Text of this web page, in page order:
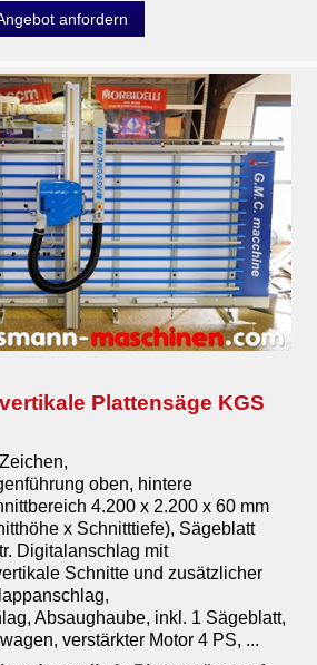
anfordern
Plattensäge KGS
oben, hintere
4.200 x 2.200 x 60 mm
x Schnitttiefe), Sägeblatt
Digitalanschlag mit
Schnitte und zusätzlicher
Absaughaube, inkl. 1 Sägeblatt,
verstärkter Motor 4 PS, ...